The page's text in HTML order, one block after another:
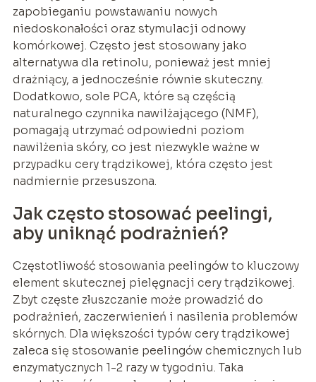
zapobieganiu powstawaniu nowych
niedoskonałości oraz stymulacji odnowy
komórkowej. Często jest stosowany jako
alternatywa dla retinolu, ponieważ jest mniej
drażniący, a jednocześnie równie skuteczny.
Dodatkowo, sole PCA, które są częścią
naturalnego czynnika nawilżającego (NMF),
pomagają utrzymać odpowiedni poziom
nawilżenia skóry, co jest niezwykle ważne w
przypadku cery trądzikowej, która często jest
nadmiernie przesuszona.
Jak często stosować peelingi,
aby uniknąć podrażnień?
Częstotliwość stosowania peelingów to kluczowy
element skutecznej pielęgnacji cery trądzikowej.
Zbyt częste złuszczanie może prowadzić do
podrażnień, zaczerwienień i nasilenia problemów
skórnych. Dla większości typów cery trądzikowej
zaleca się stosowanie peelingów chemicznych lub
enzymatycznych 1-2 razy w tygodniu. Taka